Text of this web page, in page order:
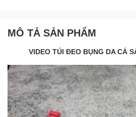
MÔ TẢ SẢN PHẨM
VIDEO TÚI ĐEO BỤNG DA CÁ